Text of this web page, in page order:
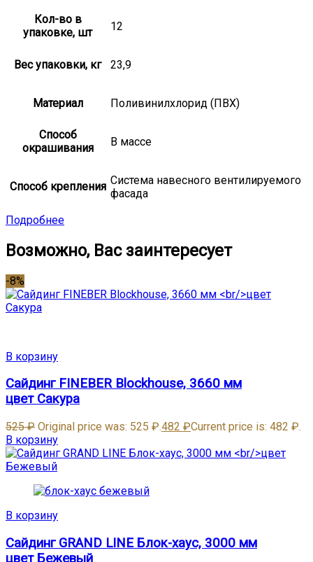
Кол-во в
упаковке, шт
12
Вес упаковки, кг 23,9
Материал Поливинилхлорид (ПВХ)
Способ
окрашивания
В массе
Способ крепления Система навесного вентилируемого
фасада
Подробнее
Возможно, Вас заинтересует
-8%
В корзину
Сайдинг FINEBER Blockhouse, 3660 мм
цвет Сакура
525₽ Original price was: 525 ₽.482 ₽Current price is: 482 ₽.
В корзину
В корзину
Сайдинг GRAND LINE Блок-хаус, 3000 мм
цвет Бежевый